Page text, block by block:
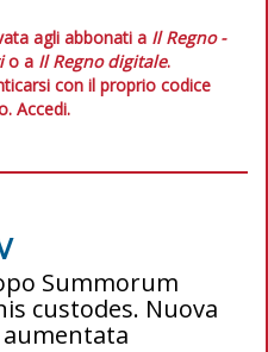
agli abbonati a Il Regno -
o a Il Regno digitale.
con il proprio codice
Accedi.
Summorum
custodes. Nuova